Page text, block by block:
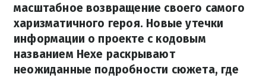
масштабное возвращение своего самого
харизматичного героя. Новые утечки
информации о проекте с кодовым
названием Hexe раскрывают
неожиданные подробности сюжета, где